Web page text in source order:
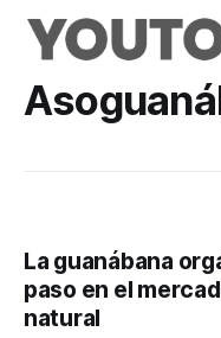
La guanábana
paso en el
natural